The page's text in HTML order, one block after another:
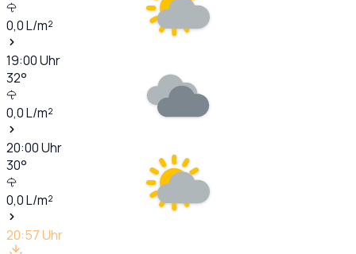
0,0L/m²
19:00Uhr
32°
0,0L/m²
20:00Uhr
30°
0,0L/m²
20:57Uhr